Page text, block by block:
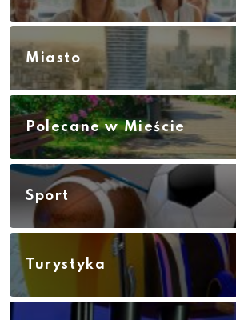
Miasto
Polecane w Mieście
Sport
Turystyka